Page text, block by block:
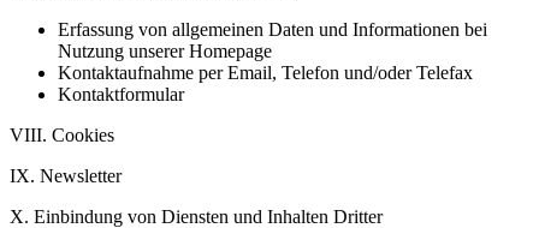
Erfassung von allgemeinen Daten und Informationen bei
Nutzung unserer Homepage
Kontaktaufnahme per Email, Telefon und/oder Telefax
Kontaktformular
VIII. Cookies
IX. Newsletter
X. Einbindung von Diensten und Inhalten Dritter